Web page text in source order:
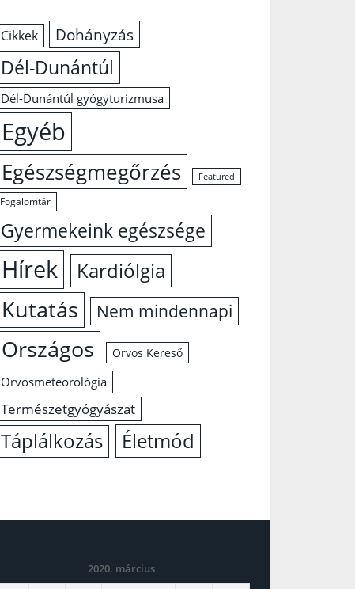
Cikkek Dohányzás
Dél-Dunántúl
Dél-Dunántúl gyógyturizmusa
Egyéb
Egészségmegőrzés Featured
Fogalomtár
Gyermekeink egészsége
Hírek Kardiólgia
Kutatás Nem mindennapi
Országos Orvos Kereső
Orvosmeteorológia
Természetgyógyászat
Táplálkozás Életmód
2020. március